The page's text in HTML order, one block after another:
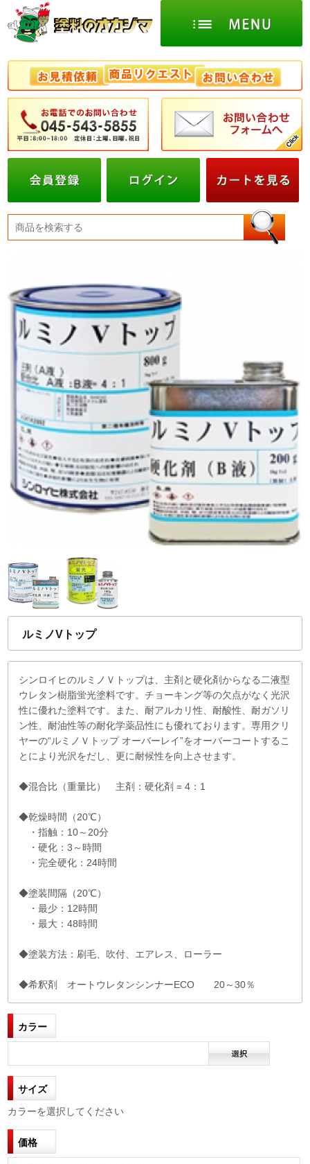
ルミノVトップ
シンロイヒのルミノＶトップは、主剤と硬化剤からなる二液型
ウレタン樹脂蛍光塗料です。チョーキング等の欠点がなく光沢
性に優れた塗料です。また、耐アルカリ性、耐酸性、耐ガソリ
ン性、耐油性等の耐化学薬品性にも優れております。専用クリ
ヤーの“ルミノＶトップ オーバーレイ”をオーバーコートするこ
とにより光沢をだし、更に耐候性を向上させます。
◆混合比（重量比） 主剤：硬化剤 = 4：1
◆乾燥時間（20℃）
・指触：10～20分
・硬化：3～時間
・完全硬化：24時間
◆塗装間隔（20℃）
・最少：12時間
・最大：48時間
◆塗装方法：刷毛、吹付、エアレス、ローラー
◆希釈剤 オートウレタンシンナーECO 20～30％
カラー
サイズ
カラーを選択してください
価格